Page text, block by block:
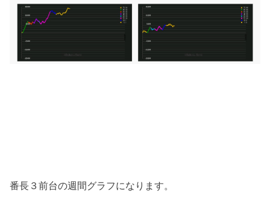
番長３前台の週間グラフになります。